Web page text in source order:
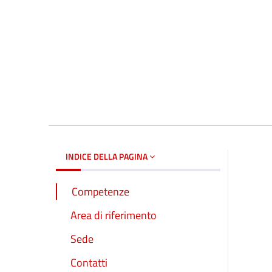
INDICE DELLA PAGINA
Competenze
Area di riferimento
Sede
Contatti